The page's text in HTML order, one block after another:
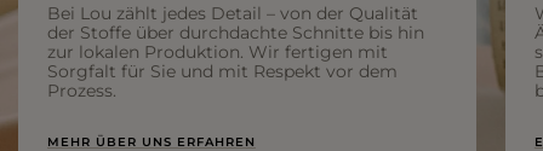
Bei Lou zählt jedes Detail – von der Qualität
der Stoffe über durchdachte Schnitte bis hin
zur lokalen Produktion. Wir fertigen mit
Sorgfalt für Sie und mit Respekt vor dem
Prozess.
MEHR ÜBER UNS ERFAHREN